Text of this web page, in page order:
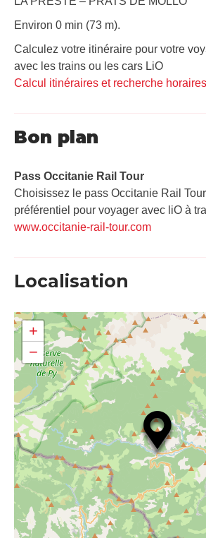
Environ 0 min (73 m).
Calculez votre itinéraire pour votre
avec les trains ou les cars LiO
Calcul itinéraires et recherche horaires
Bon plan
Pass Occitanie Rail Tour​
Choisissez le pass Occitanie Rail
préférentiel pour voyager avec liO à
www.occitanie-rail-tour.com
Localisation
+
−